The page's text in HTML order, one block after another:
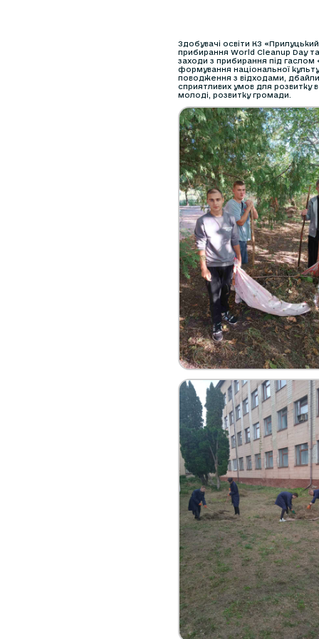
Здобувачі освіти КЗ
прибирання World Cleanup Day
заходи з прибирання під
формування національної
поводження з відходами,
сприятливих умов для розвитку
молоді, розвитку громади.